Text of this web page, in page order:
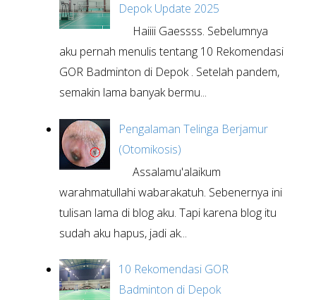
Depok Update 2025
Haiiii Gaessss. Sebelumnya
aku pernah menulis tentang 10 Rekomendasi
GOR Badminton di Depok . Setelah pandem,
semakin lama banyak bermu...
Pengalaman Telinga Berjamur
(Otomikosis)
Assalamu'alaikum
warahmatullahi wabarakatuh. Sebenernya ini
tulisan lama di blog aku. Tapi karena blog itu
sudah aku hapus, jadi ak...
10 Rekomendasi GOR
Badminton di Depok